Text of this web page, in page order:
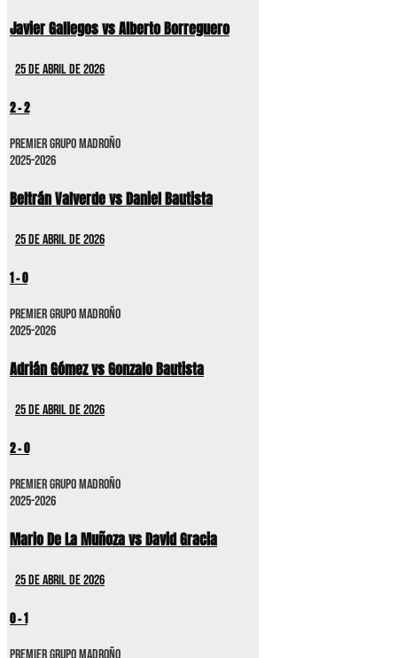
Javier Gallegos vs Alberto Borreguero
25 de abril de 2026
2-2
Premier GRUPO MADROÑO
2025-2026
Beltrán Valverde vs Daniel Bautista
25 de abril de 2026
1-0
Premier GRUPO MADROÑO
2025-2026
Adrián Gómez vs Gonzalo Bautista
25 de abril de 2026
2-0
Premier GRUPO MADROÑO
2025-2026
Mario De La Muñoza vs David Gracia
25 de abril de 2026
0-1